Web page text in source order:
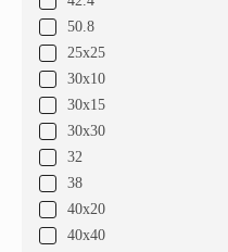
50.8
25х25
30х10
30х15
30х30
32
38
40х20
40х40